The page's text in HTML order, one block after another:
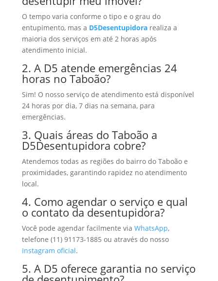
O tempo varia conforme o tipo e o grau do
entupimento, mas a D5Desentupidorarealiza a
maioria dos serviços em até 2 horas após
atendimento inicial.
2. A D5 atende emergências 24
horas no Taboão?
Sim! O nosso serviço de atendimento está disponível
24 horas por dia, 7 dias na semana, para
emergências.
3. Quais áreas do Taboão a
D5Desentupidora cobre?
Atendemos todas as regiões do bairro do Taboão e
proximidades, garantindo rapidez no atendimento
local.
4. Como agendar o serviço e qual
o contato da desentupidora?
Você pode agendar facilmente via WhatsApp,
telefone (11) 91173-1885 ou através do nosso
Instagram oficial.
5. A D5 oferece garantia no serviço